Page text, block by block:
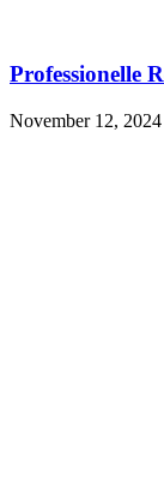
Professionelle
November 12, 2024